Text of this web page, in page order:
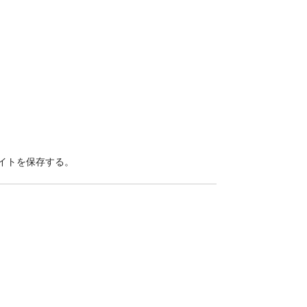
を保存する。